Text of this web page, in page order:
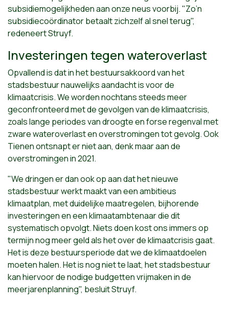
subsidiemogelijkheden aan onze neus voorbij. "Zo’n
subsidiecoördinator betaalt zichzelf al snel terug",
redeneert Struyf.
Investeringen tegen wateroverlast
Opvallend is dat in het bestuursakkoord van het
stadsbestuur nauwelijks aandacht is voor de
klimaatcrisis. We worden nochtans steeds meer
geconfronteerd met de gevolgen van de klimaatcrisis,
zoals lange periodes van droogte en forse regenval met
zware wateroverlast en overstromingen tot gevolg. Ook
Tienen ontsnapt er niet aan, denk maar aan de
overstromingen in 2021.
"We dringen er dan ook op aan dat het nieuwe
stadsbestuur werkt maakt van een ambitieus
klimaatplan, met duidelijke maatregelen, bijhorende
investeringen en een klimaatambtenaar die dit
systematisch opvolgt. Niets doen kost ons immers op
termijn nog meer geld als het over de klimaatcrisis gaat.
Het is deze bestuursperiode dat we de klimaatdoelen
moeten halen. Het is nog niet te laat, het stadsbestuur
kan hiervoor de nodige budgetten vrijmaken in de
meerjarenplanning", besluit Struyf.